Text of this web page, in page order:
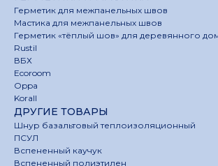
Герметик для межпанельных швов
Мастика для межпанельных швов
Герметик «тёплый шов» для деревянного
Rustil
ВБХ
Ecoroom
Oppa
Korall
ДРУГИЕ ТОВАРЫ
Шнур базальтовый теплоизоляционный
ПСУЛ
Вспененный каучук
Вспененный полиэтилен